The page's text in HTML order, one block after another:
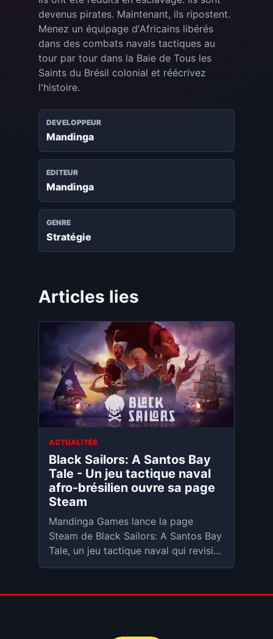
devenus pirates. Maintenant, ils ripostent.
Menez un équipage d'Africains libérés
dans des combats navals tactiques au
tour par tour dans la Baie de Tous les
Saints du Brésil colonial et réécrivez
l'histoire.
DEVELOPPEUR
Mandinga
EDITEUR
Mandinga
GENRE
Stratégie
Articles lies
ACTUALITÉS
Black Sailors: A Santos Bay
Tale - Un jeu tactique naval
afro-brésilien ouvre sa page
Steam
Mandinga Games lance la page
Steam de Black Sailors: A Santos Bay
Tale, un jeu tactique naval qui revisite
l’histoire coloniale brésilienne à
pirates.